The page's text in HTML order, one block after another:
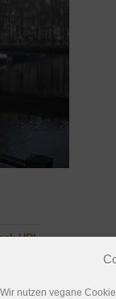
Wir nutzen vegane
URL.